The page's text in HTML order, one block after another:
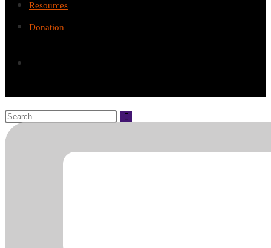
Resources
Donation
Search
this